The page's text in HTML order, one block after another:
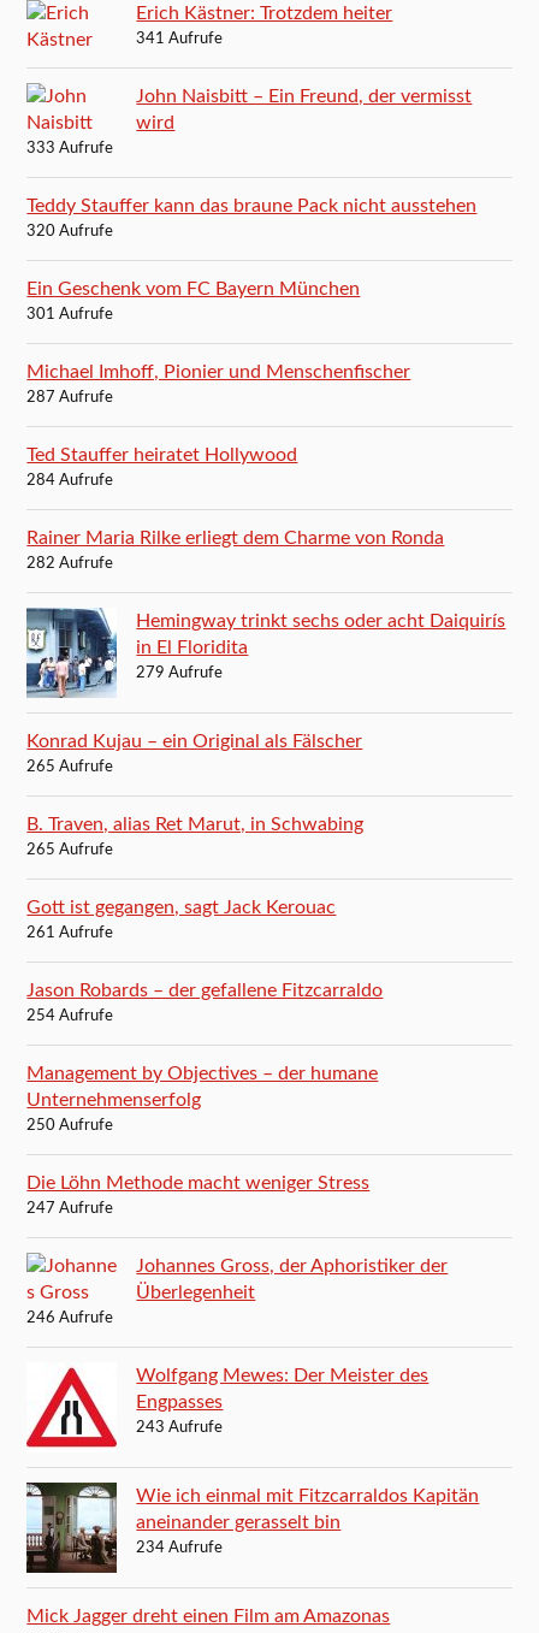
Erich Kästner: Trotzdem heiter
341 Aufrufe
John Naisbitt – Ein Freund, der vermisst
wird
333 Aufrufe
Teddy Stauffer kann das braune Pack nicht ausstehen
320 Aufrufe
Ein Geschenk vom FC Bayern München
301 Aufrufe
Michael Imhoff, Pionier und Menschenfischer
287 Aufrufe
Ted Stauffer heiratet Hollywood
284 Aufrufe
Rainer Maria Rilke erliegt dem Charme von Ronda
282 Aufrufe
Hemingway trinkt sechs oder acht Daiquirís
in El Floridita
279 Aufrufe
Konrad Kujau – ein Original als Fälscher
265 Aufrufe
B. Traven, alias Ret Marut, in Schwabing
265 Aufrufe
Gott ist gegangen, sagt Jack Kerouac
261 Aufrufe
Jason Robards – der gefallene Fitzcarraldo
254 Aufrufe
Management by Objectives – der humane
Unternehmenserfolg
250 Aufrufe
Die Löhn Methode macht weniger Stress
247 Aufrufe
Johannes Gross, der Aphoristiker der
Überlegenheit
246 Aufrufe
Wolfgang Mewes: Der Meister des
Engpasses
243 Aufrufe
Wie ich einmal mit Fitzcarraldos Kapitän
aneinander gerasselt bin
234 Aufrufe
Mick Jagger dreht einen Film am Amazonas